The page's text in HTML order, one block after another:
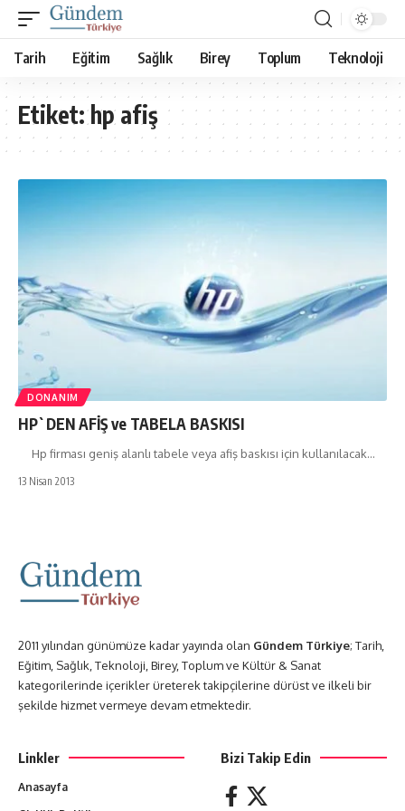
Tarih Eğitim Sağlık Birey Toplum Teknoloji
Etiket:hp afiş
DONANIM
HP`DEN AFİŞ ve TABELA BASKISI
Hp firması geniş alanlı tabele veya afiş baskısı için kullanılacak…
13 Nisan 2013
2011 yılından günümüze kadar yayında olan Gündem Türkiye; Tarih,
Eğitim, Sağlık, Teknoloji, Birey, Toplum ve Kültür & Sanat
kategorilerinde içerikler üreterek takipçilerine dürüst ve ilkeli bir
şekilde hizmet vermeye devam etmektedir.
Linkler
Anasayfa
Bizi Takip Edin